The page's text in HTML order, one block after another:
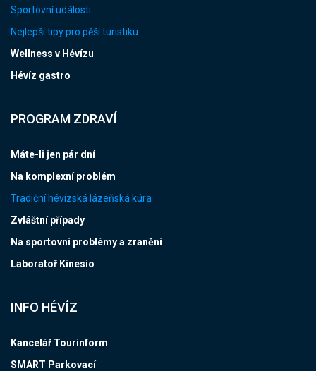
Sportovní události
Nejlepší tipy pro pěší turistiku
Wellness v Hévízu
Hévíz gastro
PROGRAM ZDRAVÍ
Máte-li jen pár dní
Na komplexní problém
Tradiční hévízská lázeňská kúra
Zvláštní případy
Na sportovní problémy a zranění
Laboratoř Kinesio
INFO HÉVÍZ
Kancelář Tourinform
SMART Parkovací